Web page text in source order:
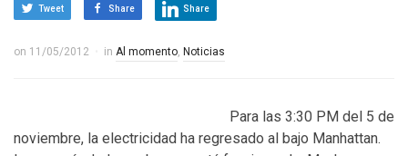
Tweet Share Share
on 11/05/2012 in Al momento, Noticias
Para las 3:30 PM del 5 de
noviembre, la electricidad ha regresado al bajo Manhattan.